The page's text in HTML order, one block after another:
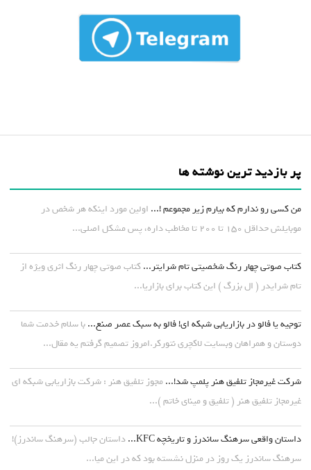
پر بازدید ترین نوشته ها
من کسی رو ندارم که بیارم زیر مجموعم !... اولین مورد اینکه هر شخص در
موبایلش حداقل ۱۵۰ تا ۲۰۰ تا مخاطب داره، پس مشکل اصلی...
کتاب صوتی چهار رنگ شخصیتی تام شرایتر... کتاب صوتی چهار رنگ اثری ویژه از
تام شرایدر ( ال بزرگ ) این کتاب برای بازاریا...
توجیه یا فالو در بازاریابی شبکه ای! فالو به سبک عصر صنع... با سلام خدمت شما
دوستان و همراهان وبسایت لاکچری نتورکر.امروز تصمیم گرفتم یه مقال...
شرکت غیرمجاز تلفیق هنر پلمپ شد!... مجوز تلفیق هنر : شرکت بازاریابی شبکه ای
غیرمجاز تلفیق هنر ( تلفیق و مینای خاتم )...
داستان واقعی سرهنگ ساندرز و تاریخچه KFC...
داستان جالب (سرهنگ ساندرز)!
سرهنگ ساندرز یک روز در منزل نشسته بود که در این میا...